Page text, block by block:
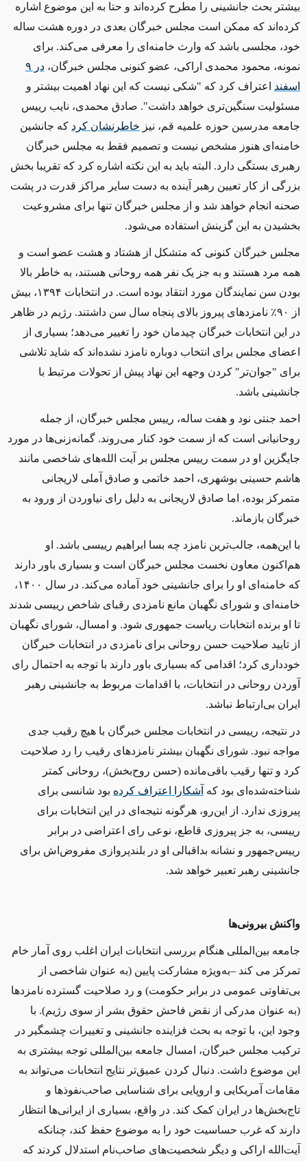
بیشتر بحث جانشینی را مطرح کرده‌اند و حتا به این موضوع اشاره
کرده‌اند که ممکن است مجلس خبرگان بعدی در دوره هشت ساله
خود، مجلسی باشد که وارث خامنه‌ای را معرفی می‌کند. برای
نمونه، محمود محمدی اراکی، عضو کنونی مجلس خبرگان، در ۹
اسفند
اعتراف کرد که "شکی نیست که این نهاد اهمیت بیشتر و
مسئولیت سنگین‌تری خواهد داشت". صادق محمدی، نایب رییس
جامعه مدرسین حوزه علمیه قم، نیز خاطرنشان کرد که جانشین
خامنه‌ای هنوز مشخص نیست و تصمیم فقط به مجلس خبرگان
رهبری بستگی دارد. البته باید به این نکته اشاره کرد که تقریبا بخش
بزرگی از کار تعیین رهبر آینده به دست سایر مراکز قدرت در پشت
صحنه انجام خواهد شد و از مجلس خبرگان تنها برای مشروعیت
بخشیدن به این گزینش استفاده می‌شود.
مجلس خبرگان کنونی که متشکل از هشتاد و هشت عضو است و‌
همه مرد هستند و به جز یک نفر همه روحانی‌ هستند، به خاطر بالا
بودن سن نمایندگان مورد انتقاد بوده است. در انتخابات ۱۳۹۴، بیش
از ۹۰٪ نامزدهای پیروز بالای پنجاه سال سن داشتند. رژیم در ظاهر
در این انتخابات خبرگان چیدمان خود را تغییر می‌دهد؛ بسیاری از
اعضای مجلس برای انتخاب دوباره نامزد نشده‌اند که شاید تلاشی
برای "جوان‌تر" کردن وجهه این نهاد پیش از تحولات مرتبط با
جانشینی باشد.
احمد جنتی نود و هفت ساله، رییس مجلس خبرگان، از جمله
روحانیانی است که از سمت خود کنار می‌روند. گمانه‌زنی‌ها در مورد
جایگزین او در سمت رییس مجلس بر آیت الله‌های شاخصی مانند
هاشم حسینی بوشهری، احمد خاتمی و صادق آملی لاریجانی
متمرکز بوده، اما صادق لاریجانی به دلیل رای نیاوردن از ورود به
خبرگان بازماند.
با این‌همه، جالب‌ترین نامزد چه بسا ابراهیم رییسی باشد. او
هم‌اکنون معاون نخست مجلس خبرگان است و بسیاری باور دارند
که خامنه‌ای او را برای جانشینی خود آماده می‌کند. در سال ۱۴۰۰،
خامنه‌ای و شورای نگهبان مانع نامزدی رقبای شاخص رییسی شدند
تا او برنده انتخابات ریاست جمهوری شود. و امسال، شورای نگهبان
از تایید صلاحیت حسن روحانی برای نامزدی در انتخابات خبرگان
خودداری کرد؛ اقدامی که بسیاری باور دارند با توجه به احتمال رای
آوردن روحانی در انتخابات، با اقدامات مربوط به جانشینی رهبر
ایران بی‌ارتباط نباشد.
در نتیجه، رییسی در انتخابات مجلس خبرگان‌ با هیچ رقیب جدی
مواجه نبود. شورای نگهبان بیشتر نامزدهای رقیب را رد صلاحیت
کرد و تنها رقیب باقی‌مانده (حسن روح‌بخش)، روحانی کمتر
شناخته‌شده‌ای بود که آشکارا اعتراف کرده بود شانسی برای
پیروزی ندارد. از این‌رو، هرگونه نتیجه‌ای در این انتخابات برای
رییسی، به جز پیروزی قاطع، نوعی رای اعتراضی در برابر
رییس‌جمهور و نشانه‌ بداقبالی او در بلندپروازی مفروض‌اش برای
جانشینی رهبر تعبیر خواهد شد.
واکنش بیرونی‌ها
جامعه بین‌المللی هنگام بررسی انتخابات ایران اغلب روی آمار خام
تمرکز می کند –به‌ویژه مشارکت پایین (به عنوان شاخصی از
بی‌تفاوتی عمومی در برابر حکومت) و رد صلاحیت گسترده نامزدها
(به عنوان مدرکی از نقض فاحش حقوق بشر از سوی رژیم). با
وجود این، با توجه به بحث فزاینده جانشینی و تغییرات چشمگیر در
ترکیب مجلس خبرگان، امسال جامعه‌ بین‌المللی توجه بیشتری به
این موضوع داشت. دنبال کردن عمیق‌تر ‌نتایج انتخابات می‌تواند به
مقامات آمریکایی و اروپایی برای شناسایی صاحب‌نفوذها و
تاج‌بخش‌ها ‌در ایران کمک کند. در واقع، بسیاری از ایرانی‌ها‌ انتظار
دارند که غرب حساسیت خود را به موضوع حفظ کند، چنانکه
آیت‌الله اراکی و دیگر شخصیت‌های صاحب‌نام استدلال کردند که